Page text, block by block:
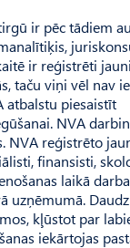
ir pēc tādiem
ir reģistrēti
taču viņi vēl nav
atbalstu piesaistīt
NVA
NVA reģistrēto
finansisti,
laikā
uzņēmumā.
kļūstot par
iekārtojas